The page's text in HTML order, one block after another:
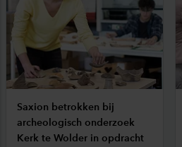
Saxion betrokken bij
archeologisch onderzoek
Kerk te Wolder in opdracht